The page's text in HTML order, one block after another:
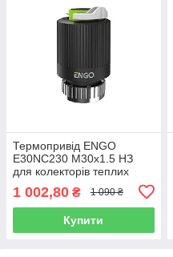
Термопривід ENGO
E30NC230 М30х1.5 НЗ
для колекторів теплих
підлог і радіаторів чорний
1 002,80 ₴ 1 090 ₴
Купити